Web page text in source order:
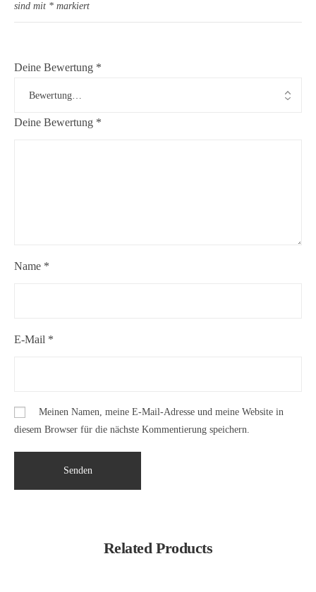
sind mit * markiert
Deine Bewertung *
Deine Bewertung *
Name *
E-Mail *
Meinen Namen, meine E-Mail-Adresse und meine Website in
diesem Browser für die nächste Kommentierung speichern.
Related Products